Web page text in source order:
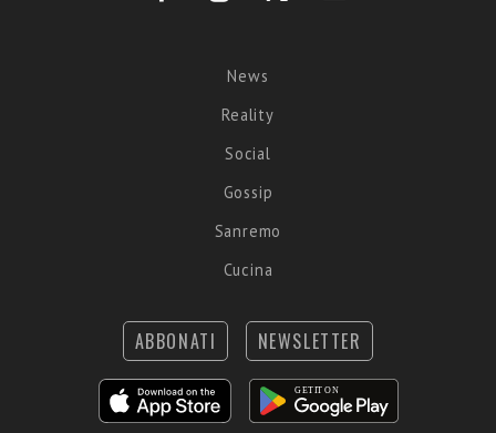
News
Reality
Social
Gossip
Sanremo
Cucina
ABBONATI NEWSLETTER